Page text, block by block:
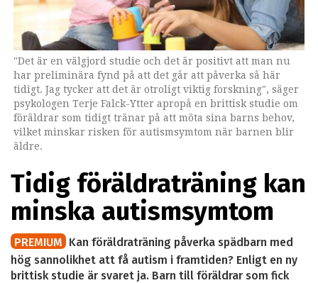
"Det är en välgjord studie och det är positivt att man nu
har preliminära fynd på att det går att påverka så här
tidigt. Jag tycker att det är otroligt viktig forskning", säger
psykologen Terje Falck-Ytter apropå en brittisk studie om
föräldrar som tidigt tränar på att möta sina barns behov,
vilket minskar risken för autismsymtom när barnen blir
äldre.
Tidig föräldraträning kan
minska autismsymtom
PREMIUM Kan föräldraträning påverka spädbarn med
hög sannolikhet att få autism i framtiden? Enligt en ny
brittisk studie är svaret ja. Barn till föräldrar som fick